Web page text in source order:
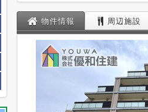
物件情報 周辺施設